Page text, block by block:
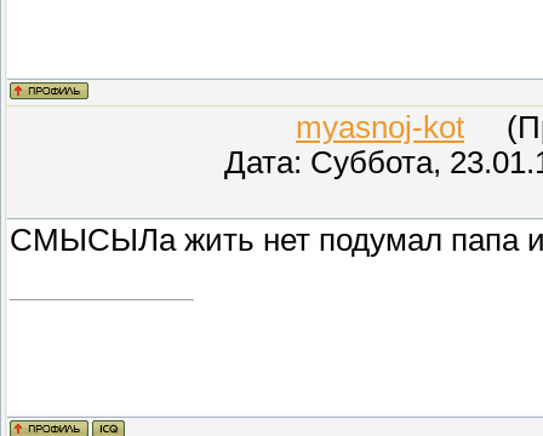
myasnoj-kot
Дата: Суббота,
СМЫСЫЛа жить нет подумал папа